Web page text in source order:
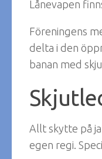
Lånevapen
Föreningens
delta i den
banan med
Allt skytte på
egen regi.